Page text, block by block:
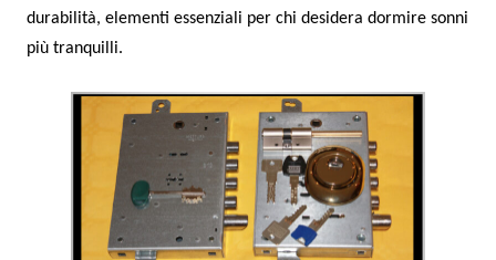
durabilità, elementi essenziali per chi desidera dormire sonni
più tranquilli.